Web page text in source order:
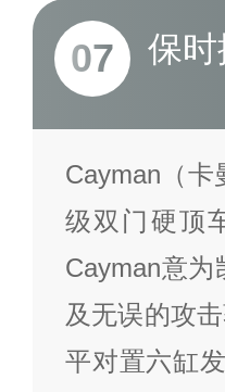
07 保
Cayman（卡
级双门硬顶
Cayman意
及无误的攻
平对置六缸